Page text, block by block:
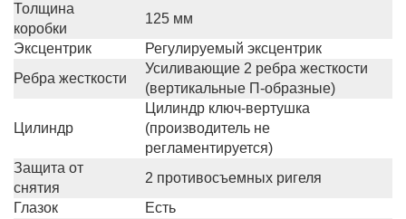
Толщина
коробки
125 мм
Эксцентрик
Регулируемый эксцентрик
Ребра жесткости
Усиливающие 2 ребра жесткости
(вертикальные П-образные)
Цилиндр
Цилиндр ключ-вертушка
(производитель не
регламентируется)
Защита от
снятия
2 противосъемных ригеля
Глазок
Есть